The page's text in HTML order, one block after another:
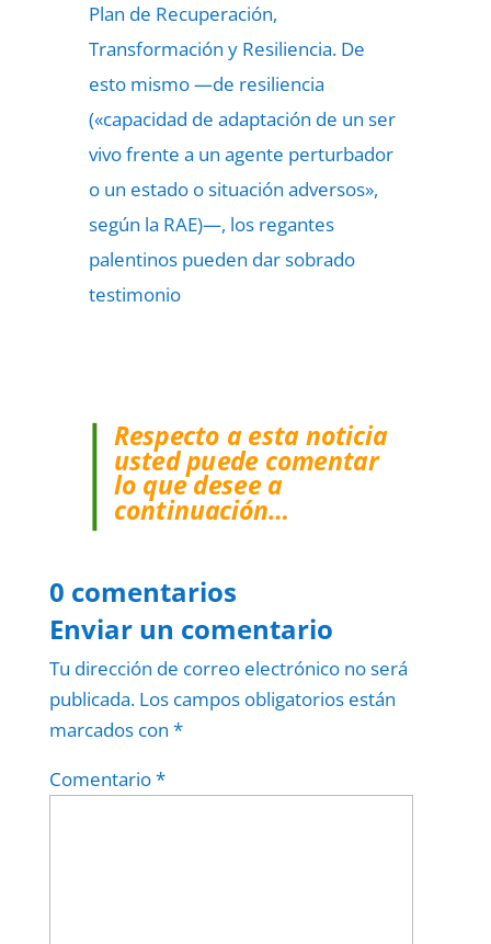
Plan de Recuperación,
Transformación y Resiliencia. De
esto mismo —de resiliencia
(«capacidad de adaptación de un ser
vivo frente a un agente perturbador
o un estado o situación adversos»,
según la RAE)—, los regantes
palentinos pueden dar sobrado
testimonio
Respecto a esta noticia
usted puede comentar
lo que desee a
continuación…
0 comentarios
Enviar un comentario
Tu dirección de correo electrónico no será
publicada. Los campos obligatorios están
marcados con *
Comentario*